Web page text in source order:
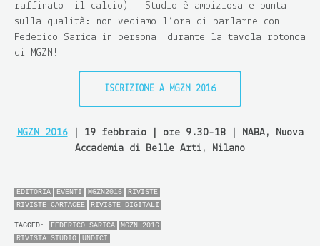
raffinato, il calcio), Studio è ambiziosa e punta
sulla qualità: non vediamo l’ora di parlarne con
Federico Sarica in persona, durante la tavola rotonda
di MGZN!
ISCRIZIONE A MGZN 2016
MGZN 2016| 19 febbraio | ore 9.30-18 | NABA, Nuova
Accademia di Belle Arti, Milano
EDITORIA EVENTI MGZN2016
RIVISTE
RIVISTE CARTACEE
RIVISTE DIGITALI
TAGGED: FEDERICO SARICA
MGZN 2016
RIVISTA STUDIO
UNDICI